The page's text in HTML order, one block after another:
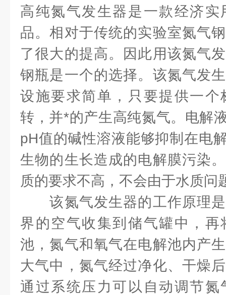
高纯氮气发生器是一款经济
品。相对于传统的实验室氮气
了很大的提高。因此用该氮气
钢瓶是一个的选择。该氮气发
设施要求简单，只要提供一个
转，并*的产生高纯氮气。电解
pH值的碱性溶液能够抑制在电
生物的生长造成的电解膜污染
质的要求不高，不会由于水质问
该氮气发生器的工作原理是
界的空气收集到储气罐中，
池，氮气和氧气在电解池内产
大气中，氮气经过净化、干燥
通过系统压力可以自动调节